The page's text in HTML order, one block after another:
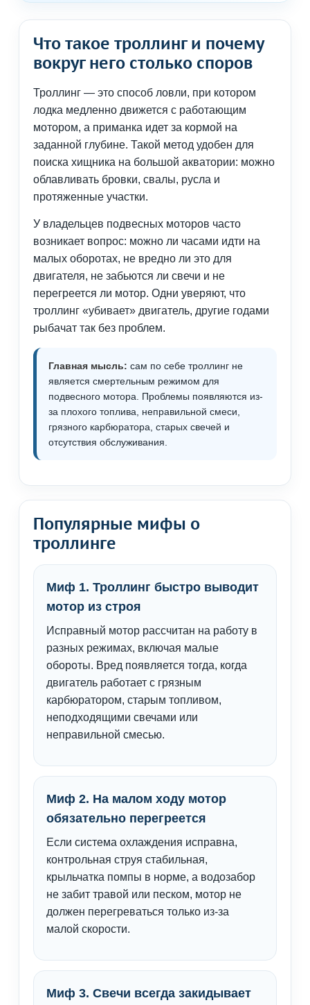
Что такое троллинг и почему
вокруг него столько споров
Троллинг — это способ ловли, при котором
лодка медленно движется с работающим
мотором, а приманка идет за кормой на
заданной глубине. Такой метод удобен для
поиска хищника на большой акватории: можно
облавливать бровки, свалы, русла и
протяженные участки.
У владельцев подвесных моторов часто
возникает вопрос: можно ли часами идти на
малых оборотах, не вредно ли это для
двигателя, не забьются ли свечи и не
перегреется ли мотор. Одни уверяют, что
троллинг «убивает» двигатель, другие годами
рыбачат так без проблем.
Главная мысль: сам по себе троллинг не
является смертельным режимом для
подвесного мотора. Проблемы появляются из-
за плохого топлива, неправильной смеси,
грязного карбюратора, старых свечей и
отсутствия обслуживания.
Популярные мифы о
троллинге
Миф 1. Троллинг быстро выводит
мотор из строя
Исправный мотор рассчитан на работу в
разных режимах, включая малые
обороты. Вред появляется тогда, когда
двигатель работает с грязным
карбюратором, старым топливом,
неподходящими свечами или
неправильной смесью.
Миф 2. На малом ходу мотор
обязательно перегреется
Если система охлаждения исправна,
контрольная струя стабильная,
крыльчатка помпы в норме, а водозабор
не забит травой или песком, мотор не
должен перегреваться только из-за
малой скорости.
Миф 3. Свечи всегда закидывает